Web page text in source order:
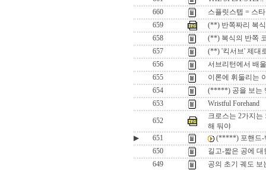
660
스플릿스텝 = 스
659
(**) 반쪽짜리 복
658
(**) 복식의 반쪽
657
(**) '킥서브' 제대
656
서브리턴에서 배
655
이론에 휘둘리는
654
(*****) 공을 보는
653
Wristful Forehand
652
크로스는 2가지는
해 둬야
▶
651
(*****) 포핸드-
650
길고-짧은 공에
649
공의 초기 궤도 보